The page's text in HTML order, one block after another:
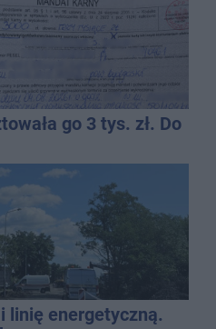
go 3 tys. zł. Do
linię energetyczną.